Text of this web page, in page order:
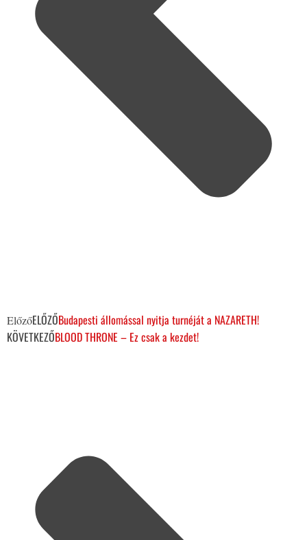
ElőzőELŐZŐBudapesti állomással nyitja turnéját a NAZARETH!
KÖVETKEZŐBLOOD THRONE – Ez csak a kezdet!